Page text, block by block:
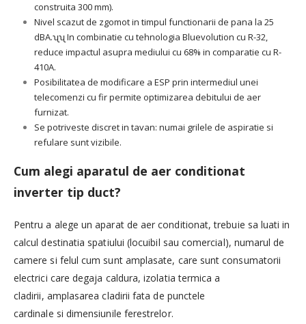
construita 300 mm).
Nivel scazut de zgomot in timpul functionarii de pana la 25
dBA.ʯʯ In combinatie cu tehnologia Bluevolution cu R-32,
reduce impactul asupra mediului cu 68% in comparatie cu R-
410A.
Posibilitatea de modificare a ESP prin intermediul unei
telecomenzi cu fir permite optimizarea debitului de aer
furnizat.
Se potriveste discret in tavan: numai grilele de aspiratie si
refulare sunt vizibile.
Cum alegi aparatul de aer conditionat
inverter tip duct?
Pentru a alege un aparat de aer conditionat, trebuie sa luati in
calcul destinatia spatiului (locuibil sau comercial), numarul de
camere si felul cum sunt amplasate, care sunt consumatorii
electrici care degaja caldura, izolatia termica a
cladirii, amplasarea cladirii fata de punctele
cardinale si dimensiunile ferestrelor.